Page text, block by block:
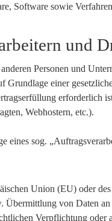
Software sowie
und
Personen und
einer
erforderlich
Webhostern, etc.).
sog.
Union (EU) oder
von Daten
Verpflichtung oder